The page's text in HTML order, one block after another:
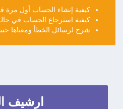
كيفية إنشاء الحساب أول مرة
كيفية استرجاع الحساب في
شرح لرسائل الخطأ ومعناها
ارشيف